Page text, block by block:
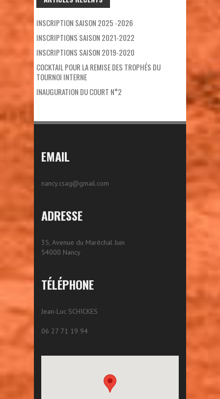
INSCRIPTION SAISON 2025 -2026
INSCRIPTIONS SAISON 2021-2022
INSCRIPTIONS SAISON 2019-2020
COCKTAIL POUR LA REMISE DES TROPHÉS DU
TOURNOI INTERNE
INAUGURATION DU COURT N°2
EMAIL
nancy.csag@gmail.com
ADRESSE
35, Avenue du Maréchal Juin
54000 Nancy
TÉLÉPHONE
Jean-Luc SCHICKES
06 27 71 19 94